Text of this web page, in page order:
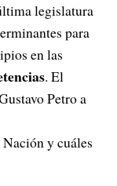
legislatura
para
en las
. El
Petro a
y cuáles